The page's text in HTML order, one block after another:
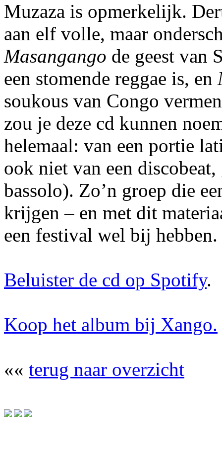
Muzaza is opmerkelijk.
aan elf volle, maar
Masangango de geest van
een stomende reggae is, en
soukous van Congo
zou je deze cd kunnen
helemaal: van een portie
ook niet van een
bassolo). Zo’n groep die
krijgen – en met dit
een festival wel bij
Beluister de cd op Spotify.
Koop het album bij Xango.
«« terug naar overzicht